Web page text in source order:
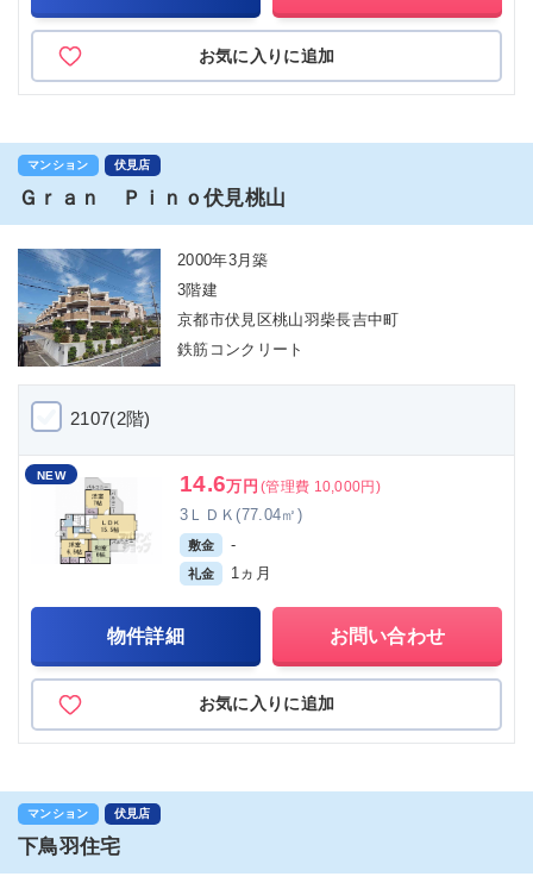
お気に入りに追加
マンション 伏見店
Ｇｒａｎ Ｐｉｎｏ伏見桃山
2000年3月築
3階建
京都市伏見区桃山羽柴長吉中町
鉄筋コンクリート
2107(2階)
NEW 14.6万円 (管理費 10,000円)
3ＬＤＫ(77.04㎡)
敷金 -
礼金 1ヵ月
物件詳細 お問い合わせ
お気に入りに追加
マンション 伏見店
下鳥羽住宅